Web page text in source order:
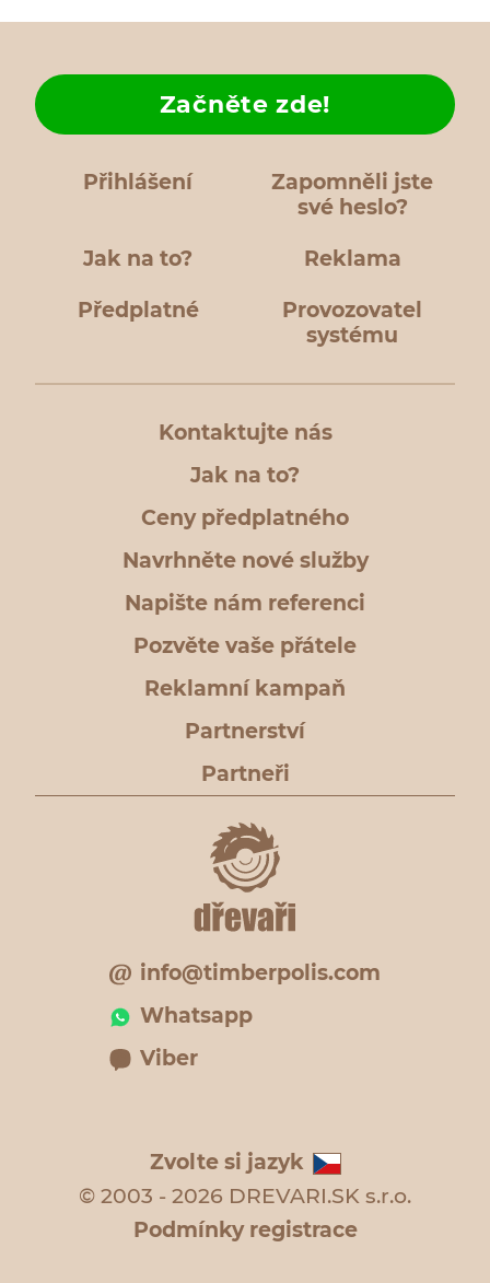
Přihlášení
Zapomněli jste
své heslo?
Jak na to?
Začněte zde!
Reklama
Předplatné
Provozovatel
systému
Kontaktujte nás
Jak na to?
Ceny předplatného
Navrhněte nové služby
Napište nám referenci
Pozvěte vaše přátele
Reklamní kampaň
Partnerství
Partneři
info@timberpolis.com
Whatsapp
Viber
Zvolte si jazyk
© 2003 - 2026 DREVARI.SK s.r.o.
Podmínky registrace